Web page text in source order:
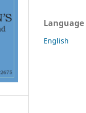
Language
English